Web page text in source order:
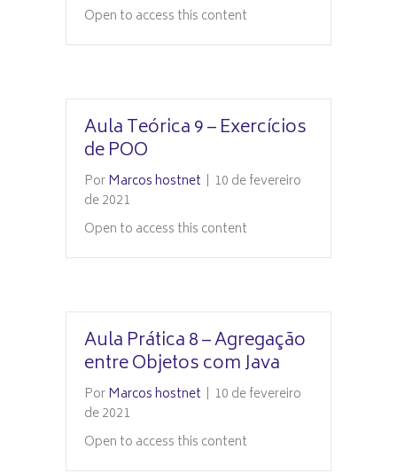
Open to access this content
Aula Teórica 9 – Exercícios
de POO
PorMarcos hostnet | 10 de fevereiro
de 2021
Open to access this content
Aula Prática 8 – Agregação
entre Objetos com Java
PorMarcos hostnet | 10 de fevereiro
de 2021
Open to access this content